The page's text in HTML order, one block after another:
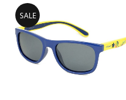
SALE